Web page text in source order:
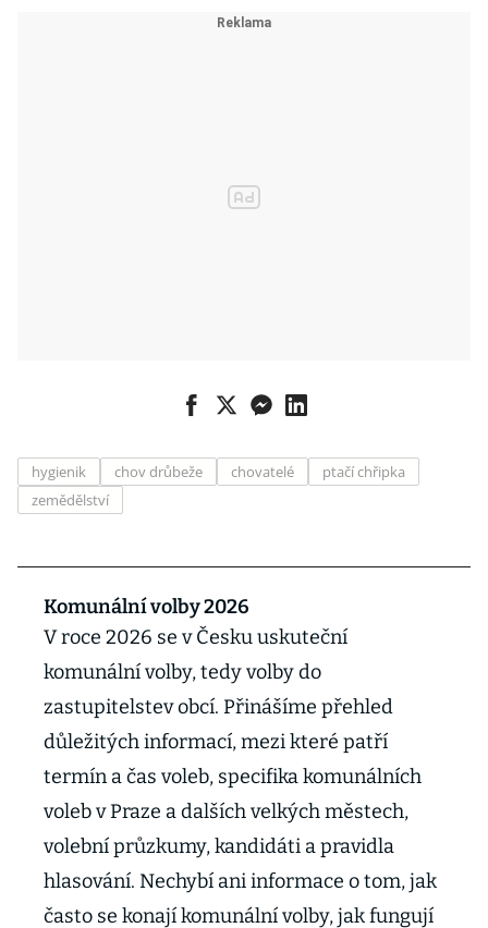
hygienik chov drůbeže chovatelé
ptačí chřipka
zemědělství
Komunální volby 2026
V roce 2026 se v Česku uskuteční
komunální volby, tedy volby do
zastupitelstev obcí. Přinášíme přehled
důležitých informací, mezi které patří
termín a čas voleb, specifika komunálních
voleb v Praze a dalších velkých městech,
volební průzkumy, kandidáti a pravidla
hlasování. Nechybí ani informace o tom, jak
často se konají komunální volby, jak fungují